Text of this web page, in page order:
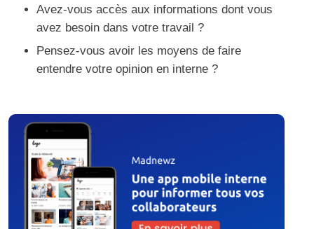
Avez-vous accès aux informations dont vous
avez besoin dans votre travail ?
Pensez-vous avoir les moyens de faire
entendre votre opinion en interne ?